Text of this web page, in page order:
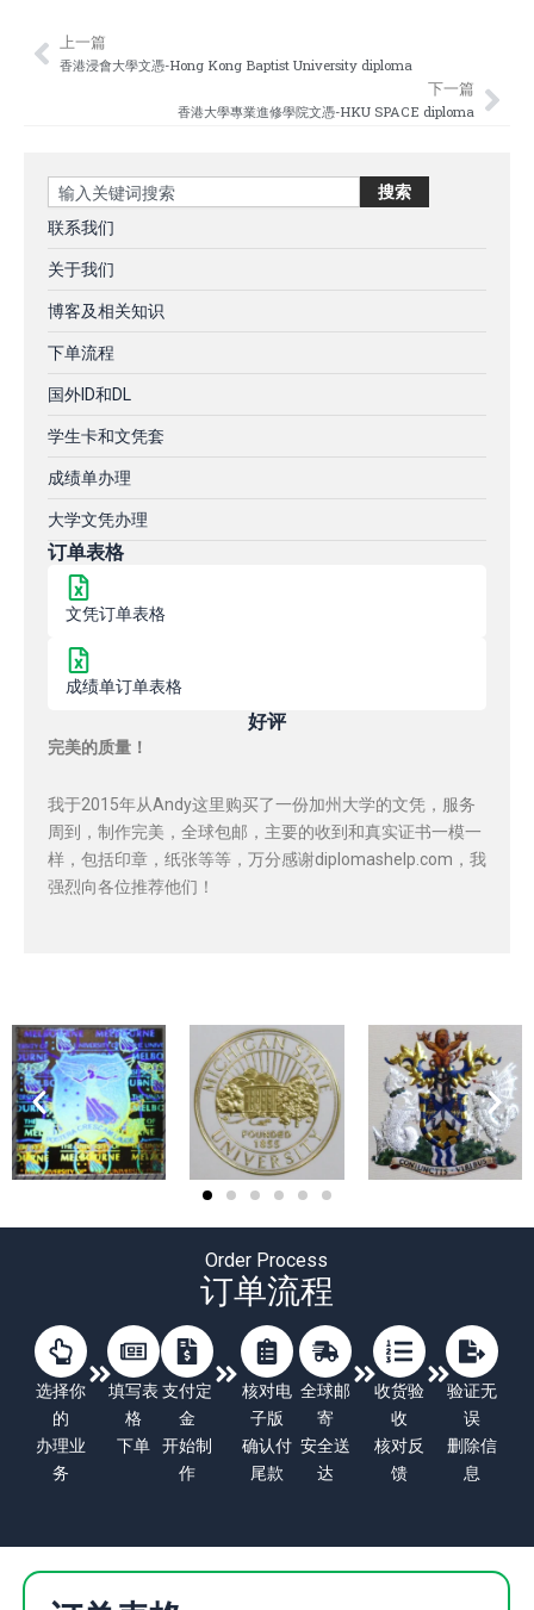
Prev
上一篇
香港浸會大學文憑-Hong Kong Baptist University diploma
下一篇
香港大學專業進修學院文憑-HKU SPACE diploma
Search 搜索
联系我们
关于我们
博客及相关知识
下单流程
国外ID和DL
学生卡和文凭套
成绩单办理
大学文凭办理
订单表格
文凭订单表格
成绩单订单表格
好评
完美的质量！
我于2015年从Andy这里购买了一份加州大学的文凭，服务
周到，制作完美，全球包邮，主要的收到和真实证书一模一
样，包括印章，纸张等等，万分感谢diplomashelp.com，我
强烈向各位推荐他们！
Order Process
订单流程
选择你
的
办理业
务
填写表
格
下单
支付定
金
开始制
作
核对电
子版
确认付
尾款
全球邮
寄
安全送
达
收货验
收
核对反
馈
验证无
误
删除信
息